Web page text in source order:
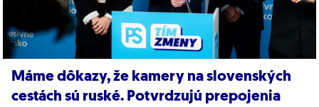
Máme dôkazy, že kamery na slovenských
cestách sú ruské. Potvrdzujú prepojenia